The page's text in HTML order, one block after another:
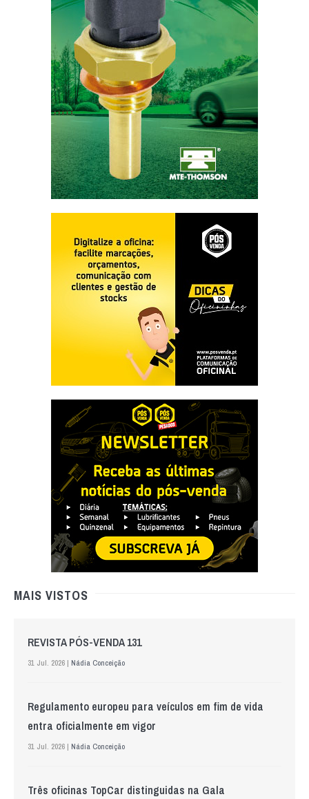
MAIS VISTOS
REVISTA PÓS-VENDA 131
31 Jul. 2026 | Nádia Conceição
Regulamento europeu para veículos em fim de vida
entra oficialmente em vigor
31 Jul. 2026 | Nádia Conceição
Três oficinas TopCar distinguidas na Gala